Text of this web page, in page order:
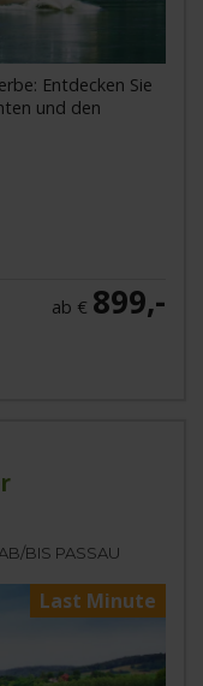
Entdecken Sie
und den
ab € 899,-
AB/BIS PASSAU
Last Minute